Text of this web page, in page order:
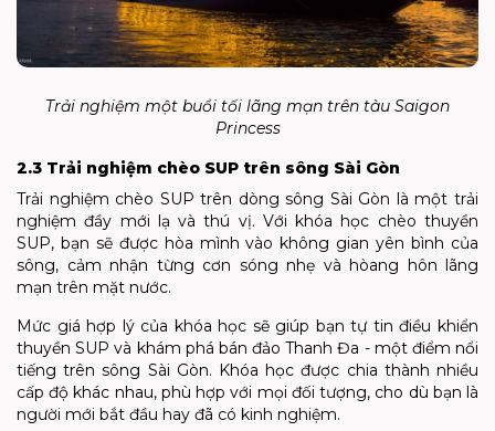
Trải nghiệm một buổi tối lãng mạn trên tàu Saigon
Princess
2.3 Trải nghiệm chèo SUP trên sông Sài Gòn
Trải nghiệm chèo SUP trên dòng sông Sài Gòn là một trải
nghiệm đầy mới lạ và thú vị. Với khóa học chèo thuyền
SUP, bạn sẽ được hòa mình vào không gian yên bình của
sông, cảm nhận từng cơn sóng nhẹ và hòang hôn lãng
mạn trên mặt nước.
Mức giá hợp lý của khóa học sẽ giúp bạn tự tin điều khiển
thuyền SUP và khám phá bán đảo Thanh Đa - một điểm nổi
tiếng trên sông Sài Gòn. Khóa học được chia thành nhiều
cấp độ khác nhau, phù hợp với mọi đối tượng, cho dù bạn là
người mới bắt đầu hay đã có kinh nghiệm.